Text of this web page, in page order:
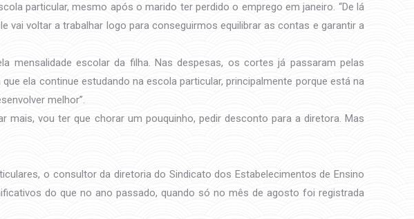
particular, mesmo após o marido ter perdido o emprego em janeiro. “De lá
voltar a trabalhar logo para conseguirmos equilibrar as contas e garantir a
mensalidade escolar da filha. Nas despesas, os cortes já passaram pelas
ela continue estudando na escola particular, principalmente porque está na
melhor”.
mais, vou ter que chorar um pouquinho, pedir desconto para a diretora. Mas
o consultor da diretoria do Sindicato dos Estabelecimentos de Ensino
do que no ano passado, quando só no mês de agosto foi registrada